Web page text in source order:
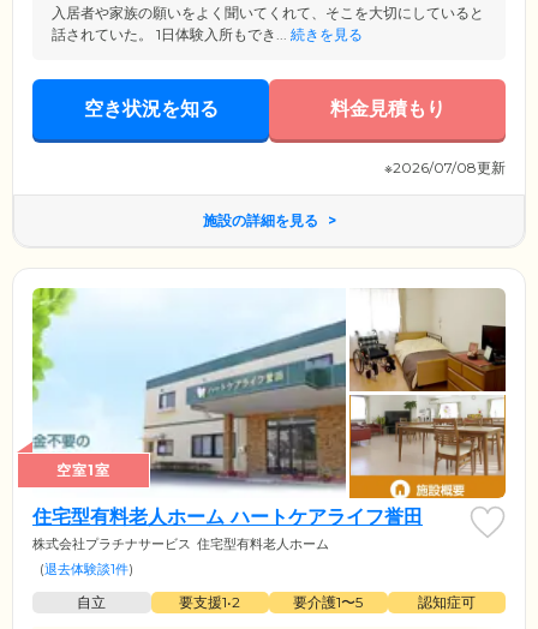
入居者や家族の願いをよく聞いてくれて、そこを大切にしていると
話されていた。 1日体験入所もでき... 続きを見る
空き状況を知る 料金見積もり
※2026/07/08更新
施設の詳細を見る
空室1室
住宅型有料老人ホーム ハートケアライフ誉田
株式会社プラチナサービス 住宅型有料老人ホーム
(退去体験談1件)
自立 要支援1•2 要介護1〜5
認知症可